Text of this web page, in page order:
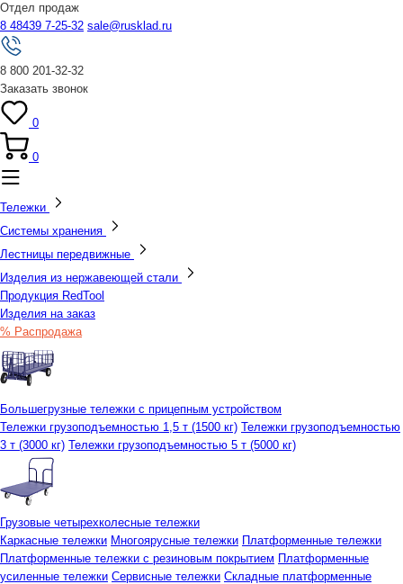
Отдел продаж
8 48439 7-25-32 sale@rusklad.ru
8 800 201-32-32
Заказать звонок
0
0
Тележки
Системы хранения
Лестницы передвижные
Изделия из нержавеющей стали
Продукция RedTool
Изделия на заказ
% Распродажа
Большегрузные тележки с прицепным устройством
Тележки грузоподъемностью 1,5 т (1500 кг) Тележки грузоподъемностью
3 т (3000 кг) Тележки грузоподъемностью 5 т (5000 кг)
Грузовые четырехколесные тележки
Каркасные тележки Многоярусные тележки Платформенные тележки
Платформенные тележки с резиновым покрытием Платформенные
усиленные тележки Сервисные тележки Складные платформенные